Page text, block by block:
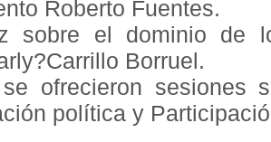
Roberto Fuentes.
sobre el dominio de
Borruel.
ofrecieron sesiones
política y